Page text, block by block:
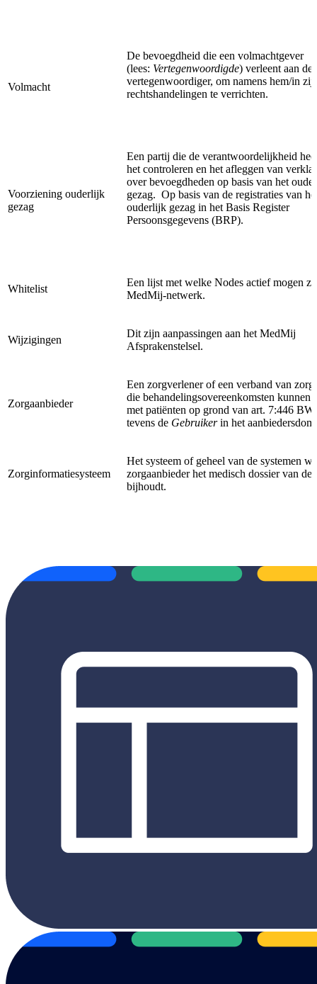
Volmacht
De bevoegdheid die een volmachtgever
(lees: Vertegenwoordigde) verleent aan de
vertegenwoordiger, om namens hem/in
rechtshandelingen te verrichten.
Voorziening ouderlijk
gezag
Een partij die de verantwoordelijkheid
het controleren en het afleggen van
over bevoegdheden op basis van het
gezag. Op basis van de registraties van
ouderlijk gezag in het Basis Register
Persoonsgegevens (BRP).
Whitelist
Een lijst met welke Nodes actief mogen
MedMij-netwerk.
Wijzigingen
Dit zijn aanpassingen aan het MedMij
Afsprakenstelsel.
Zorgaanbieder
Een zorgverlener of een verband van
die behandelingsovereenkomsten kunnen
met patiënten op grond van art. 7:446 BW
tevens de Gebruikerin het
Zorginformatiesysteem
Het systeem of geheel van de systemen
zorgaanbieder het medisch dossier van de
bijhoudt.